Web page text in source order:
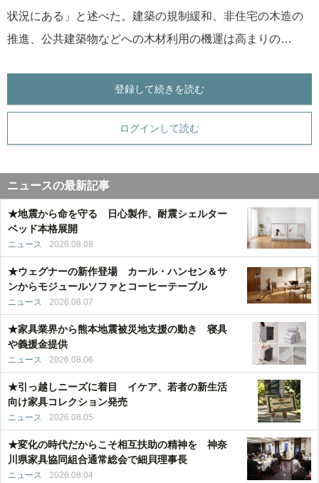
状況にある」と述べた。建築の規制緩和、非住宅の木造の
推進、公共建築物などへの木材利用の機運は高まりの…
登録して続きを読む
ログインして読む
ニュースの最新記事
★地震から命を守る 日心製作、耐震シェルター
ベッド本格展開
ニュース 2026.08.08
★ウェグナーの新作登場 カール・ハンセン＆サ
ンからモジュールソファとコーヒーテーブル
ニュース 2026.08.07
★家具業界から熊本地震被災地支援の動き 寝具
や義援金提供
ニュース 2026.08.06
★引っ越しニーズに着目 イケア、若者の新生活
向け家具コレクション発売
ニュース 2026.08.05
★変化の時代だからこそ相互扶助の精神を 神奈
川県家具協同組合通常総会で細貝理事長
ニュース 2026.08.04